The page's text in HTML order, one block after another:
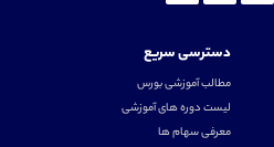
دسترسی سریع
مطالب آموزشی بورس
لیست دوره های آموزشی
معرفی سهام ها